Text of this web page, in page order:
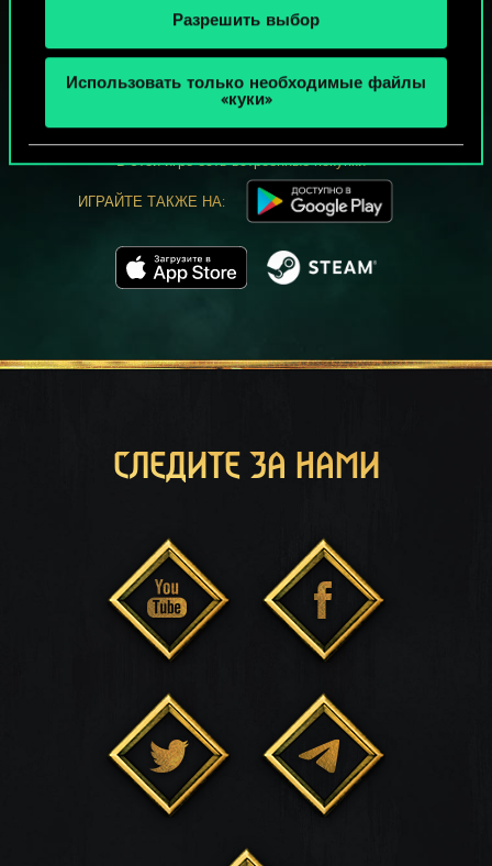
Разрешить выбор
Использовать только необходимые файлы
«куки»
МОЖЕТ ПАРТЕЕЧКУ В ГВИНТ?
ИГРАТЬ
БЕСПЛАТНО НА ПК
В этой игре есть встроенные покупки
ИГРАЙТЕ ТАКЖЕ НА:
СЛЕДИТЕ ЗА НАМИ